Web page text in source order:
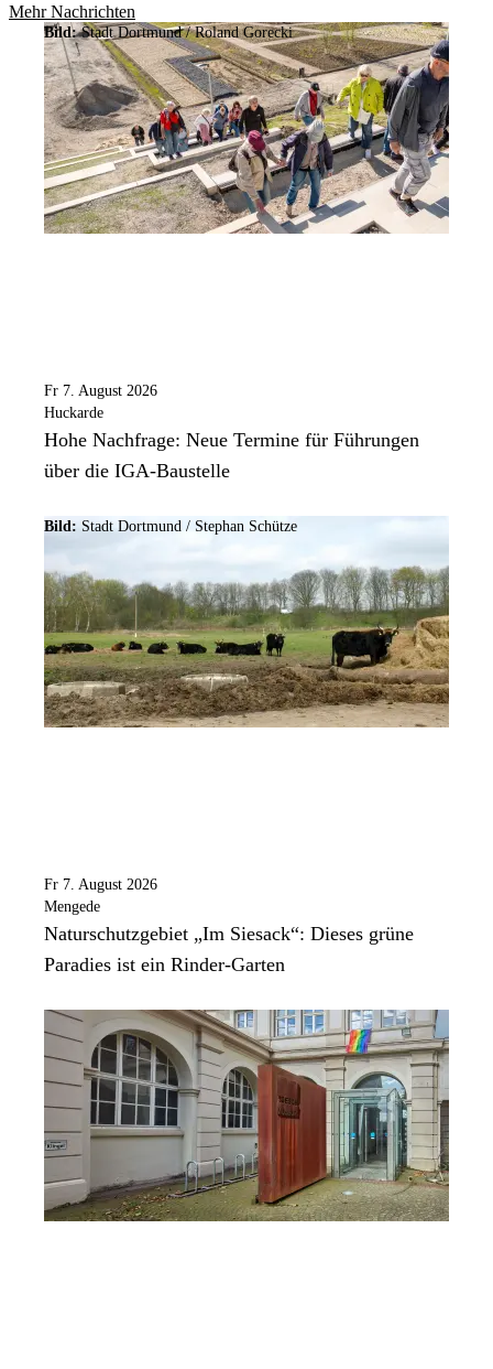
Mehr Nachrichten
Bild:Stadt Dortmund / Roland Gorecki
Fr 7. August 2026
Huckarde
Hohe Nachfrage: Neue Termine für Führungen
über die IGA-Baustelle
Bild: Stadt Dortmund / Stephan Schütze
Fr 7. August 2026
Mengede
Naturschutzgebiet „Im Siesack“: Dieses grüne
Paradies ist ein Rinder-Garten